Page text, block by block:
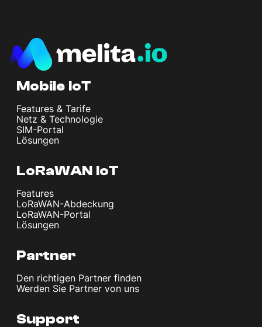
Mobile IoT
Features & Tarife
Netz & Technologie
SIM-Portal
Lösungen
LoRaWAN IoT
Features
LoRaWAN-Abdeckung
LoRaWAN-Portal
Lösungen
Partner
Den richtigen Partner finden
Werden Sie Partner von uns
Support